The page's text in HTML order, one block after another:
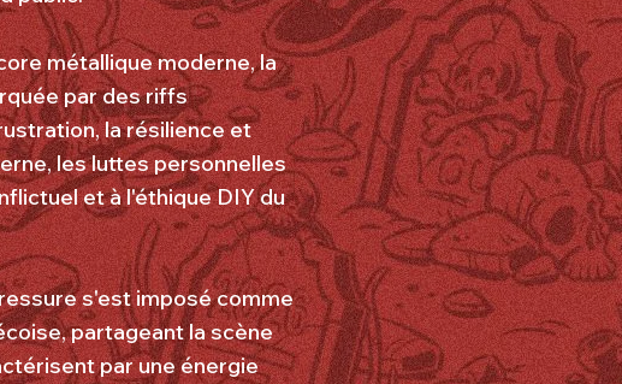
métallique moderne, la
par des riffs
la résilience et
les luttes personnelles
et à l'éthique DIY du
s'est imposé comme
partageant la scène
par une énergie